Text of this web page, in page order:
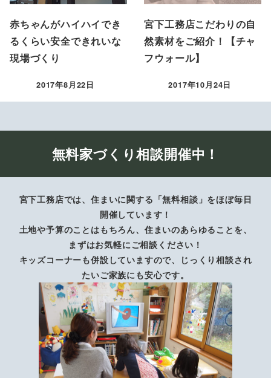
赤ちゃんがハイハイでき
るくらい安全できれいな
現場づくり
投稿日
2017年8月22日
宮下工務店こだわりの自
然素材をご紹介！【チャ
フウォール】
投稿日
2017年10月24日
無料家づくり相談開催中！
宮下工務店では、住まいに関する「無料相談」をほぼ毎日
開催しています！
土地や予算のことはもちろん、住まいのあらゆることを、
まずはお気軽にご相談ください！
キッズコーナーも併設していますので、じっくり相談され
たいご家族にも安心です。